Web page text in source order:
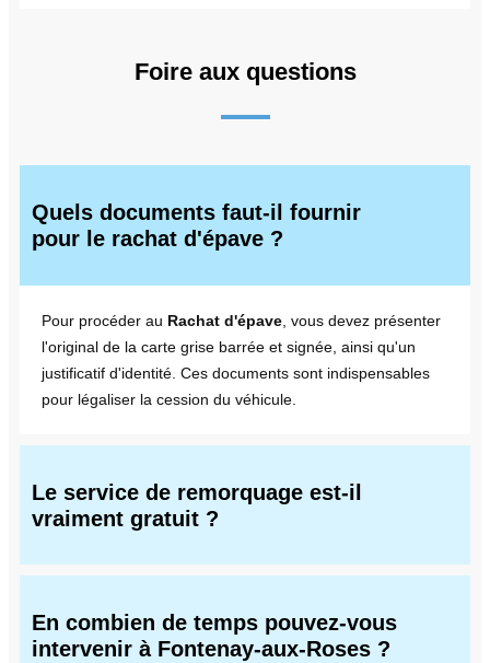
Foire aux questions
Quels documents faut-il fournir
pour le rachat d'épave ?
Pour procéder au Rachat d'épave , vous devez présenter
l'original de la carte grise barrée et signée, ainsi qu'un
justificatif d'identité. Ces documents sont indispensables
pour légaliser la cession du véhicule.
Le service de remorquage est-il
vraiment gratuit ?
En combien de temps pouvez-vous
intervenir à Fontenay-aux-Roses ?